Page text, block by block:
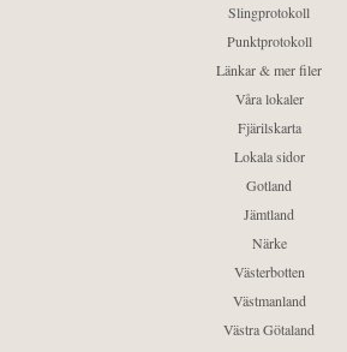
Slingprotokoll
Punktprotokoll
Länkar & mer filer
Våra lokaler
Fjärilskarta
Lokala sidor
Gotland
Jämtland
Närke
Västerbotten
Västmanland
Västra Götaland